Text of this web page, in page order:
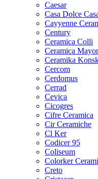
Caesar
Casa Dolce
Cayyenne
Century
Ceramica Colli
Ceramica Mayor
Ceramika
Cercom
Cerdomus
Cerrad
Cevica
Cicogres
Cifre Ceramica
Cir Ceramiche
Cl Ker
Codicer 95
Coliseum
Colorker
Creto